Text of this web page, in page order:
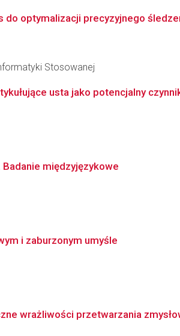
optymalizacji precyzyjnego
Stosowanej
usta jako potencjalny
międzyjęzykowe
i zaburzonym umyśle
wrażliwości przetwarzania